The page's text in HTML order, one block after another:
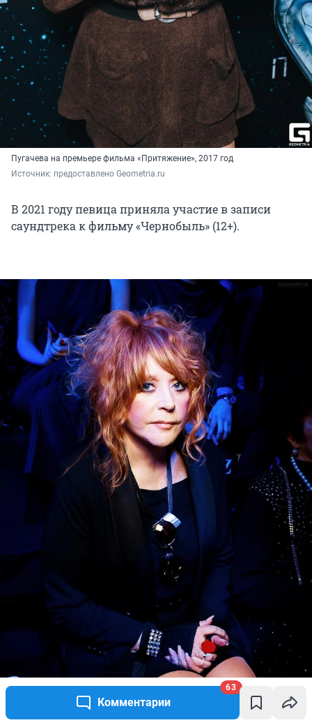
Комментарии
63
Пугачева на премьере фильма «Притяжение», 2017 год
Источник: предоставлено Geometria.ru
В 2021 году певица приняла участие в записи
саундтрека к фильму «Чернобыль» (12+).